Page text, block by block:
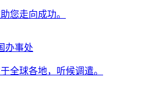
您走向成功。
办事处
全球各地，听候调遣。